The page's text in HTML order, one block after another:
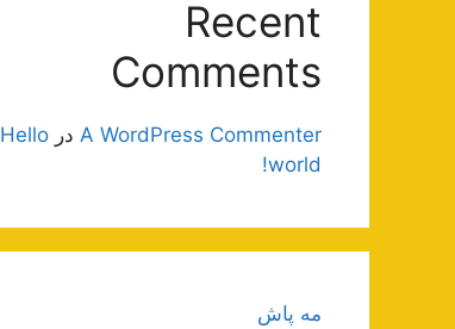
Recent
Comments
A WordPress Commenter در Hello
world!
مه پاش